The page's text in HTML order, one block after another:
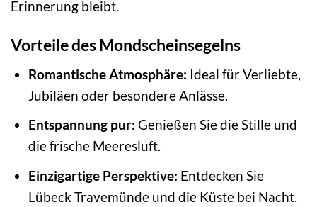
Erinnerung bleibt.
Vorteile des Mondscheinsegelns
Romantische Atmosphäre: Ideal für Verliebte,
Jubiläen oder besondere Anlässe.
Entspannung pur: Genießen Sie die Stille und
die frische Meeresluft.
Einzigartige Perspektive: Entdecken Sie
Lübeck Travemünde und die Küste bei Nacht.